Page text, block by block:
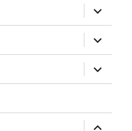
ouvrir
le
sous-
menu
ouvrir
le
sous-
menu
ouvrir
le
sous-
ouvrir